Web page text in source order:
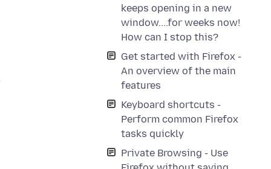
keeps opening in a new
window....for weeks now!
How can I stop this?
Get started with Firefox -
An overview of the main
features
Keyboard shortcuts -
Perform common Firefox
tasks quickly
Private Browsing - Use